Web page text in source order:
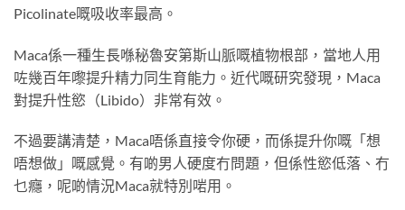
Picolinate嘅吸收率最高。
Maca係一種生長喺秘魯安第斯山脈嘅植物根部，當地人用
咗幾百年嚟提升精力同生育能力。近代嘅研究發現，Maca
對提升性慾（Libido）非常有效。
不過要講清楚，Maca唔係直接令你硬，而係提升你嘅「想
唔想做」嘅感覺。有啲男人硬度冇問題，但係性慾低落、冇
乜癮，呢啲情況Maca就特別啱用。